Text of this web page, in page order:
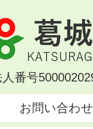
番号
お問い合わせ